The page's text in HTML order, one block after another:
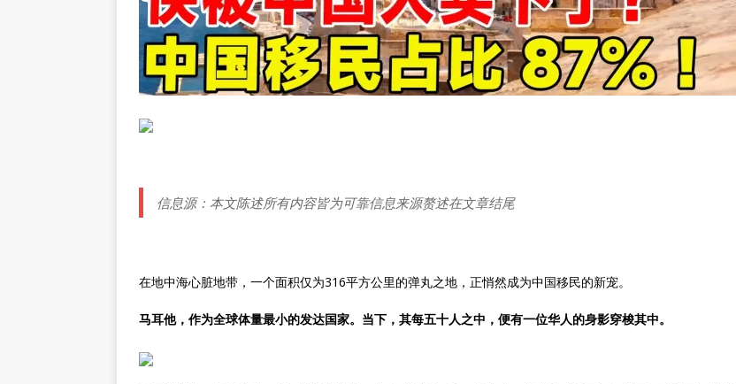
信息源：本文陈述所有内容皆为可靠信息来源赘述在文章结尾
在地中海心脏地带，一个面积仅为316平方公里的弹丸之地，正悄然成为中国移民的新宠。
马耳他，作为全球体量最小的发达国家。当下，其每五十人之中，便有一位华人的身影穿梭其中。